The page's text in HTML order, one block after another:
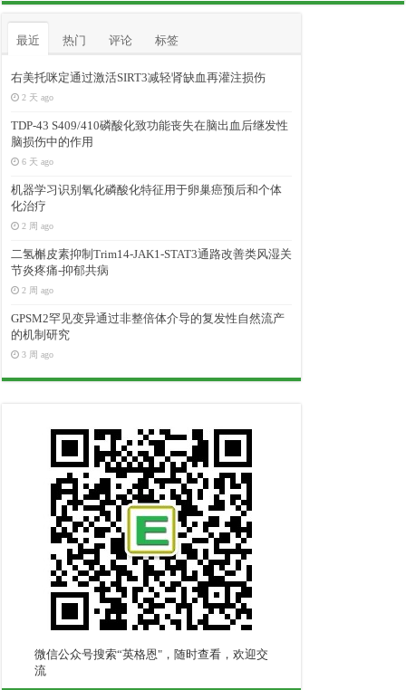
最近 热门 评论 标签
右美托咪定通过激活SIRT3减轻肾缺血再灌注损伤
2 天 ago
TDP-43 S409/410磷酸化致功能丧失在脑出血后继发性
脑损伤中的作用
6 天 ago
机器学习识别氧化磷酸化特征用于卵巢癌预后和个体
化治疗
2 周 ago
二氢槲皮素抑制Trim14-JAK1-STAT3通路改善类风湿关
节炎疼痛-抑郁共病
2 周 ago
GPSM2罕见变异通过非整倍体介导的复发性自然流产
的机制研究
3 周 ago
微信公众号搜索“英格恩"，随时查看，欢迎交
流